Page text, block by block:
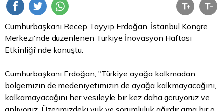
Cumhurbaşkanı Recep Tayyip Erdoğan, İstanbul Kongre
Merkezi'nde düzenlenen Türkiye İnovasyon Haftası
Etkinliği'nde konuştu.
Cumhurbaşkanı Erdoğan, "Türkiye ayağa kalkmadan,
bölgemizin de medeniyetimizin de ayağa kalkmayacağını,
kalkamayacağını her vesileyle bir kez daha görüyoruz ve